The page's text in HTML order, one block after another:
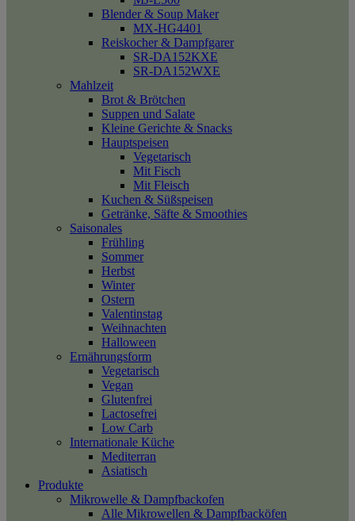
Blender & Soup Maker
MX-HG4401
Reiskocher & Dampfgarer
SR-DA152KXE
SR-DA152WXE
Mahlzeit
Brot & Brötchen
Suppen und Salate
Kleine Gerichte & Snacks
Hauptspeisen
Vegetarisch
Mit Fisch
Mit Fleisch
Kuchen & Süßspeisen
Getränke, Säfte & Smoothies
Saisonales
Frühling
Sommer
Herbst
Winter
Ostern
Valentinstag
Weihnachten
Halloween
Ernährungsform
Vegetarisch
Vegan
Glutenfrei
Lactosefrei
Low Carb
Internationale Küche
Mediterran
Asiatisch
Produkte
Mikrowelle & Dampfbackofen
Alle Mikrowellen & Dampfbacköfen